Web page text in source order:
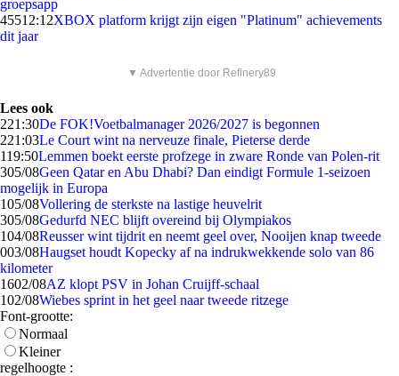
groepsapp
45512:12XBOX platform krijgt zijn eigen "Platinum" achievements
dit jaar
▼ Advertentie door Refinery89
Lees ook
221:30De FOK!Voetbalmanager 2026/2027 is begonnen
221:03Le Court wint na nerveuze finale, Pieterse derde
119:50Lemmen boekt eerste profzege in zware Ronde van Polen-rit
305/08Geen Qatar en Abu Dhabi? Dan eindigt Formule 1-seizoen
mogelijk in Europa
105/08Vollering de sterkste na lastige heuvelrit
305/08Gedurfd NEC blijft overeind bij Olympiakos
104/08Reusser wint tijdrit en neemt geel over, Nooijen knap tweede
003/08Haugset houdt Kopecky af na indrukwekkende solo van 86
kilometer
1602/08AZ klopt PSV in Johan Cruijff-schaal
102/08Wiebes sprint in het geel naar tweede ritzege
Font-grootte:
Normaal
Kleiner
regelhoogte :